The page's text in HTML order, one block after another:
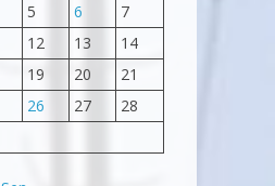
5 6
7
12 13
14
19 20
21
26 27
28